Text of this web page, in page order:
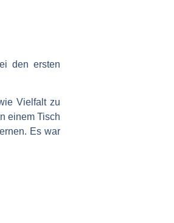
den ersten
Vielfalt zu
einem Tisch
Es war